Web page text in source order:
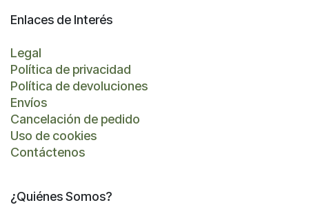
Enlaces de Interés
Legal
Política de privacidad
Política de devoluciones
Envíos
Cancelación de pedido
Uso de cookies
Contáctenos
¿Quiénes Somos?